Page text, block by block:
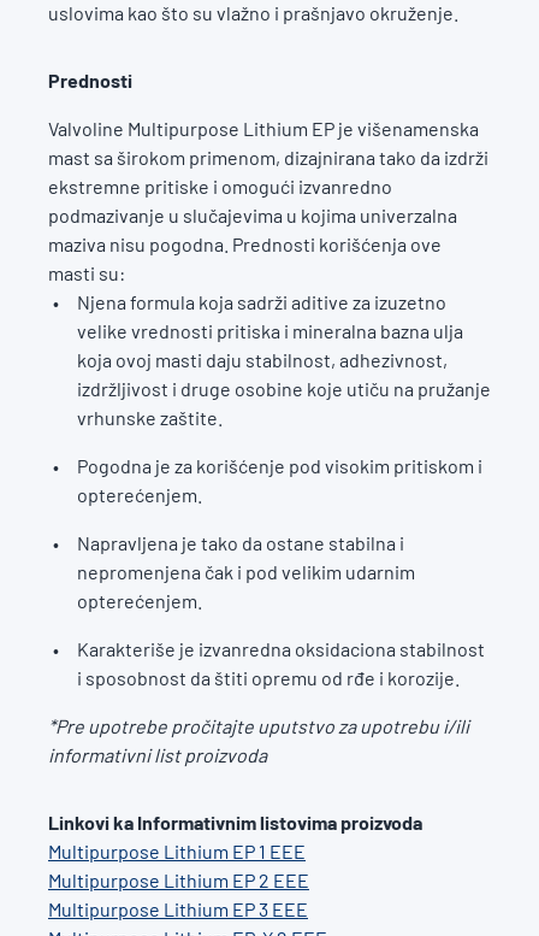
uslovima kao što su vlažno i prašnjavo okruženje.
Prednosti
Valvoline Multipurpose Lithium EP je višenamenska
mast sa širokom primenom, dizajnirana tako da izdrži
ekstremne pritiske i omogući izvanredno
podmazivanje u slučajevima u kojima univerzalna
maziva nisu pogodna. Prednosti korišćenja ove
masti su:
Njena formula koja sadrži aditive za izuzetno
velike vrednosti pritiska i mineralna bazna ulja
koja ovoj masti daju stabilnost, adhezivnost,
izdržljivost i druge osobine koje utiču na pružanje
vrhunske zaštite.
Pogodna je za korišćenje pod visokim pritiskom i
opterećenjem.
Napravljena je tako da ostane stabilna i
nepromenjena čak i pod velikim udarnim
opterećenjem.
Karakteriše je izvanredna oksidaciona stabilnost
i sposobnost da štiti opremu od rđe i korozije.
*Pre upotrebe pročitajte uputstvo za upotrebu i/ili
informativni list proizvoda
Linkovi ka Informativnim listovima proizvoda
Multipurpose Lithium EP 1 EEE
Multipurpose Lithium EP 2 EEE
Multipurpose Lithium EP 3 EEE